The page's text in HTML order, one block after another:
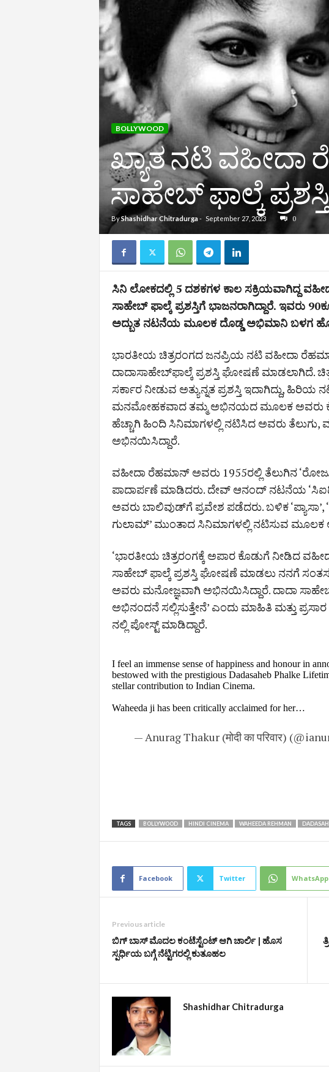
BOLLYWOOD
ಖ್ಯಾತ ನಟಿ ವಹೀದಾ
ಸಾಹೇಬ್​ ಫಾಲ್ಕೆ ಪ್ರಶಸ್ತಿ
ByShashidhar Chitradurga- September 27, 2023 0
ಸಿನಿ ಲೋಕದಲ್ಲಿ 5 ದಶಕಗಳ ಕಾಲ ಸಕ್ರಿಯವಾಗಿದ್ದ
ಸಾಹೇಬ್​ ಫಾಲ್ಕೆ ಪ್ರಶಸ್ತಿಗೆ ಭಾಜನರಾಗಿದ್ದಾರೆ. ಇವರು
ಅದ್ಬುತ ನಟನೆಯ ಮೂಲಕ ದೊಡ್ಡ ಅಭಿಮಾನಿ ಬಳಗ
ಭಾರತೀಯ ಚಿತ್ರರಂಗದ ಜನಪ್ರಿಯ ನಟಿ ವಹೀದಾ
ದಾದಾಸಾಹೇಬ್‌ಫಾಲ್ಕೆ ಪ್ರಶಸ್ತಿ ಘೋಷಣೆ ಮಾಡಲಾಗಿದೆ.
ಸರ್ಕಾರ ನೀಡುವ ಅತ್ಯುನ್ನತ ಪ್ರಶಸ್ತಿ ಇದಾಗಿದ್ದು, ಹಿರಿಯ
ಮನಮೋಹಕವಾದ ತಮ್ಮ ಅಭಿನಯದ ಮೂಲಕ ಅವರು
ಹೆಚ್ಚಾಗಿ ಹಿಂದಿ ಸಿನಿಮಾಗಳಲ್ಲಿ ನಟಿಸಿದ ಅವರು
ಅಭಿನಯಿಸಿದ್ದಾರೆ.
ವಹೀದಾ ರೆಹಮಾನ್​ ಅವರು 1955ರಲ್ಲಿ ತೆಲುಗಿನ
ಪಾದಾರ್ಪಣೆ ಮಾಡಿದರು. ದೇವ್​ ಆನಂದ್​ ನಟನೆಯ
ಅವರು ಬಾಲಿವುಡ್​ಗೆ ಪ್ರವೇಶ ಪಡೆದರು. ಬಳಿಕ
ಗುಲಾಮ್​​’ ಮುಂತಾದ ಸಿನಿಮಾಗಳಲ್ಲಿ ನಟಿಸುವ ಮೂಲಕ
‘ಭಾರತೀಯ ಚಿತ್ರರಂಗಕ್ಕೆ ಅಪಾರ ಕೊಡುಗೆ ನೀಡಿದ
ಸಾಹೇಬ್​ ಫಾಲ್ಕೆ ಪ್ರಶಸ್ತಿ​ ಘೋಷಣೆ ಮಾಡಲು ನನಗೆ
ಅವರು ಮನೋಜ್ಞವಾಗಿ ಅಭಿನಯಿಸಿದ್ದಾರೆ. ದಾದಾ
ಅಭಿನಂದನೆ ಸಲ್ಲಿಸುತ್ತೇನೆ’ ಎಂದು ಮಾಹಿತಿ ಮತ್ತು
ನಲ್ಲಿ ಪೋಸ್ಟ್​ ಮಾಡಿದ್ದಾರೆ.
I feel an immense sense of happiness and honour in
bestowed with the prestigious Dadasaheb Phalke
stellar contribution to Indian Cinema.
Waheeda ji has been critically acclaimed for her…
— Anurag Thakur (मोदी का परिवार)
TAGS BOLLYWOOD HINDI CINEMA WAHEEDA REHMAN
Facebook Twitter WhatsApp
Previous article
ಬಿಗ್ ಬಾಸ್‌ ಮೊದಲ ಕಂಟೆಸ್ಟೆಂಟ್‌ ಆಗಿ ಚಾರ್ಲಿ | ಹೊಸ
ಸ್ಪರ್ಧಿಯ ಬಗ್ಗೆ ನೆಟ್ಟಿಗರಲ್ಲಿ ಕುತೂಹಲ
Shashidhar Chitradurga